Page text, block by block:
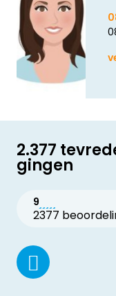
2.377
gingen
9
2377